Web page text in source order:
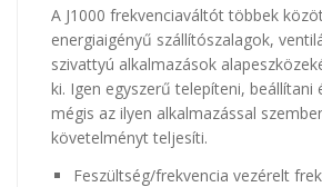
A J1000 frekvenciaváltót többek
energiaigényű szállítószalagok,
szivattyú alkalmazások
ki. Igen egyszerű telepíteni, beállítani
mégis az ilyen alkalmazással
követelményt teljesíti.
Feszültség/frekvencia vezérelt